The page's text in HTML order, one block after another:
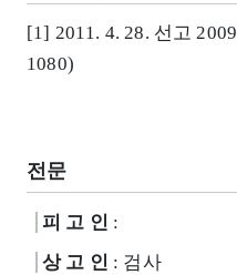
[1] 2011. 4. 28. 선고
1080)
전문
피 고 인 :
상 고 인 : 검사